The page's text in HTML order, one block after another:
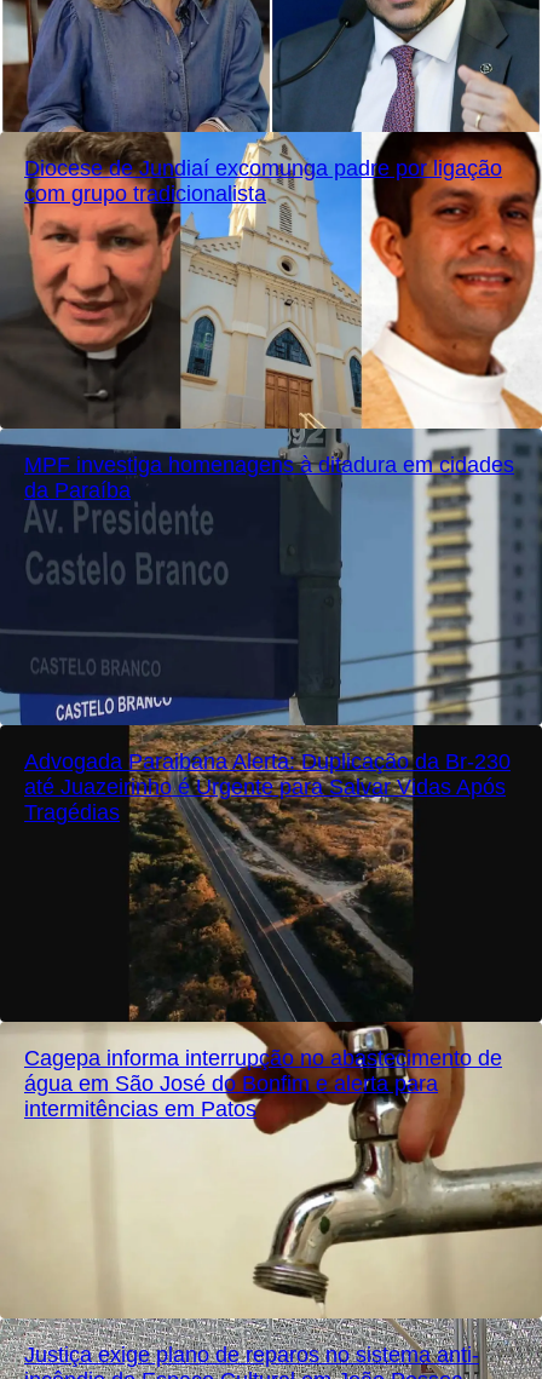
Diocese de Jundiaí excomunga padre por ligação
com grupo tradicionalista
MPF investiga homenagens à ditadura em cidades
da Paraíba
Advogada Paraibana Alerta: Duplicação da Br-230
até Juazeirinho é Urgente para Salvar Vidas Após
Tragédias
Cagepa informa interrupção no abastecimento de
água em São José do Bonfim e alerta para
intermitências em Patos
Justiça exige plano de reparos no sistema anti-